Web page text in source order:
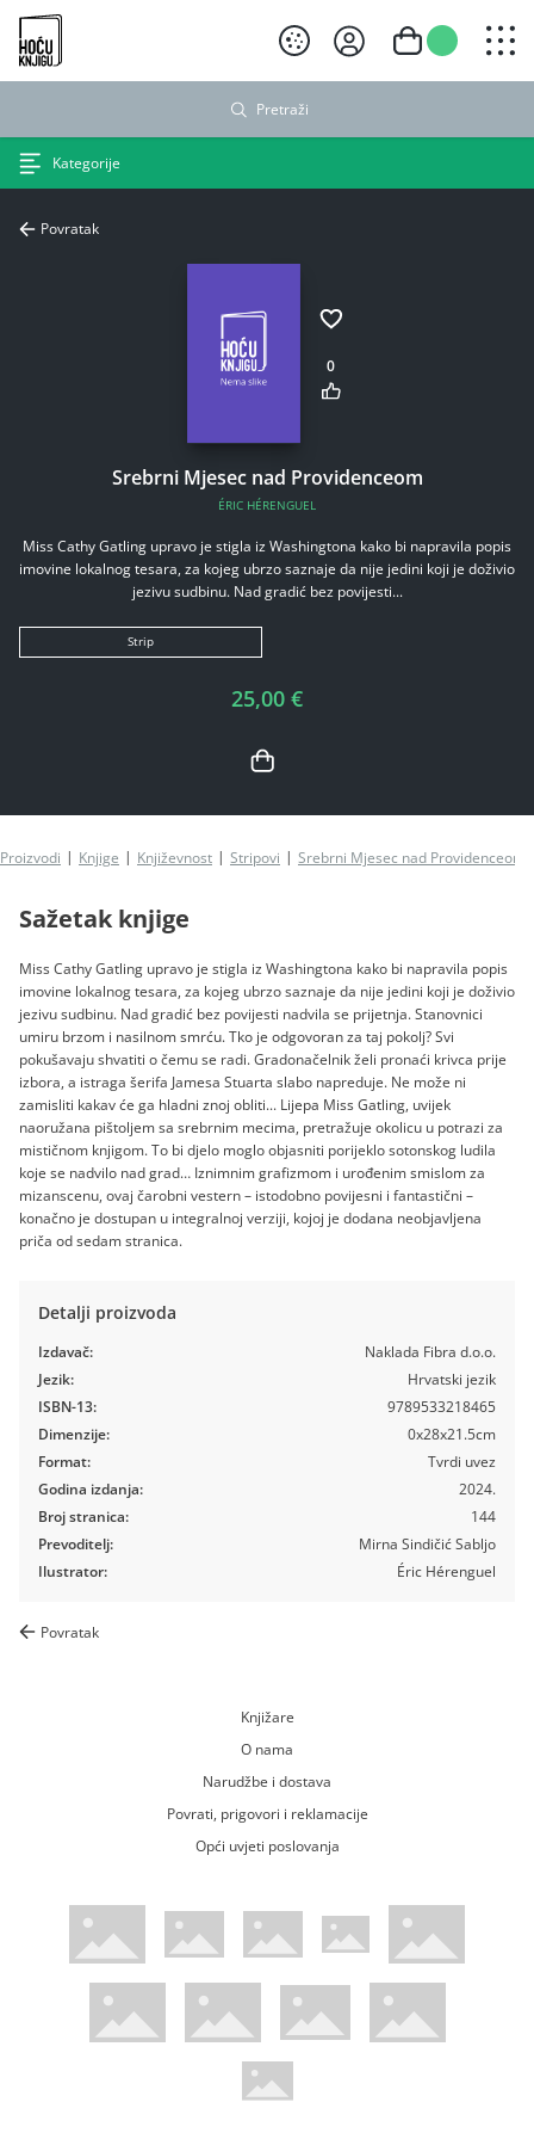
Hoću knjigu crni logo
Pretraži
Kategorije
Povratak
0
Srebrni Mjesec nad Providenceom
ÉRIC HÉRENGUEL
Miss Cathy Gatling upravo je stigla iz Washingtona kako bi napravila popis
imovine lokalnog tesara, za kojeg ubrzo saznaje da nije jedini koji je doživio
jezivu sudbinu. Nad gradić bez povijesti...
Strip
25,00 €
Proizvodi Knjige Književnost Stripovi Srebrni Mjesec nad Providenceom
Sažetak knjige
Miss Cathy Gatling upravo je stigla iz Washingtona kako bi napravila popis
imovine lokalnog tesara, za kojeg ubrzo saznaje da nije jedini koji je doživio
jezivu sudbinu. Nad gradić bez povijesti nadvila se prijetnja. Stanovnici
umiru brzom i nasilnom smrću. Tko je odgovoran za taj pokolj? Svi
pokušavaju shvatiti o čemu se radi. Gradonačelnik želi pronaći krivca prije
izbora, a istraga šerifa Jamesa Stuarta slabo napreduje. Ne može ni
zamisliti kakav će ga hladni znoj obliti... Lijepa Miss Gatling, uvijek
naoružana pištoljem sa srebrnim mecima, pretražuje okolicu u potrazi za
mističnom knjigom. To bi djelo moglo objasniti porijeklo sotonskog ludila
koje se nadvilo nad grad… Iznimnim grafizmom i urođenim smislom za
mizanscenu, ovaj čarobni vestern – istodobno povijesni i fantastični –
konačno je dostupan u integralnoj verziji, kojoj je dodana neobjavljena
priča od sedam stranica.
Detalji proizvoda
Izdavač:
Jezik:
ISBN-13:
Dimenzije:
Format:
Godina izdanja:
Broj stranica:
Prevoditelj:
Ilustrator:
Naklada Fibra d.o.o.
Hrvatski jezik
9789533218465
0x28x21.5cm
Tvrdi uvez
2024.
144
Mirna Sindičić Sabljo
Éric Hérenguel
Povratak
Knjižare
O nama
Narudžbe i dostava
Povrati, prigovori i reklamacije
Opći uvjeti poslovanja
WsPay web stranicaMaestro web stranicaMastercard web stranicaAmerican Express web stranica
Visa web stranica
Diners web stranicaTrustwave certificiranoMastercard sigurnosni kod web
Pci Dss certificirano
Verified by Visa web stranica